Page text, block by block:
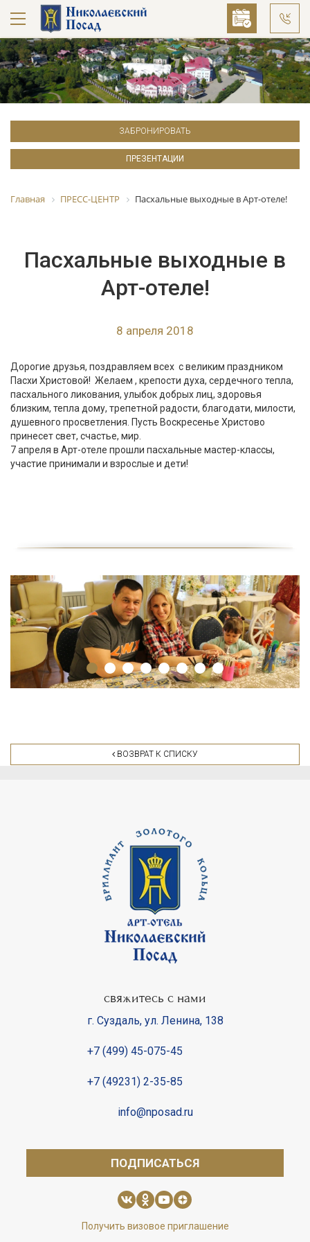
ЗАБРОНИРОВАТЬ
ПРЕЗЕНТАЦИИ
Главная ПРЕСС-ЦЕНТР Пасхальные выходные в Арт-отеле!
Пасхальные выходные в
Арт-отеле!
8 апреля 2018
Дорогие друзья, поздравляем всех с великим праздником
Пасхи Христовой! Желаем , крепости духа, сердечного тепла,
пасхального ликования, улыбок добрых лиц, здоровья
близким, тепла дому, трепетной радости, благодати, милости,
душевного просветления. Пусть Воскресенье Христово
принесет свет, счастье, мир.
7 апреля в Арт-отеле прошли пасхальные мастер-классы,
участие принимали и взрослые и дети!
ВОЗВРАТ К СПИСКУ
свяжитесь с нами
г. Суздаль, ул. Ленина, 138
+7 (499) 45-075-45
+7 (49231) 2-35-85
info@nposad.ru
ПОДПИСАТЬСЯ
Получить визовое приглашение